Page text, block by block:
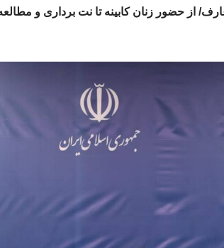
از حضور زنان کابینه تا نت برداری و